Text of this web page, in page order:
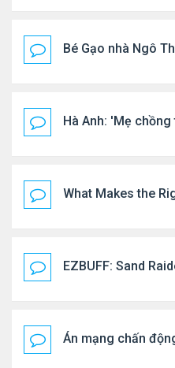
Bé Gạo nhà Ngô
Hà Anh: 'Mẹ
What Makes the
EZBUFF: Sand
Án mạng chấn